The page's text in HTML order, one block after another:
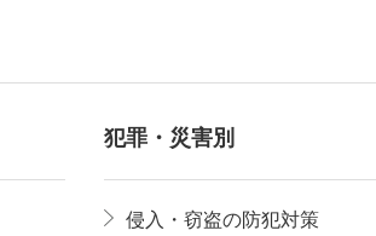
犯罪・災害別
侵入・窃盗の防犯対策